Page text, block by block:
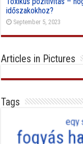
időszakokhoz?
September 5, 2023
Articles in Pictures
Tags